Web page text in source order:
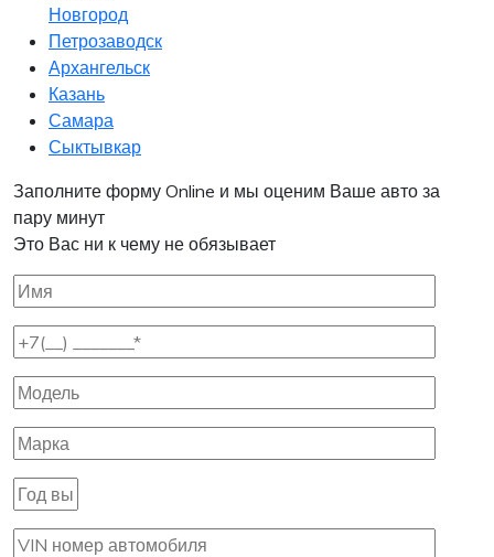
Новгород
Петрозаводск
Архангельск
Казань
Самара
Сыктывкар
Заполните форму Online и мы оценим Ваше авто за
пару минут
Это Вас ни к чему не обязывает